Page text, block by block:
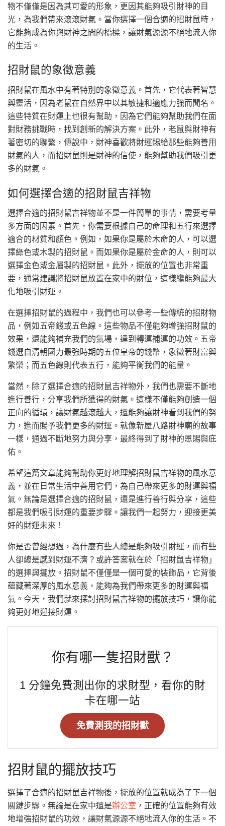
物不僅僅是因為其可愛的形象，更因其能夠吸引財神的目
光，為我們帶來滾滾財氣。當你選擇一個合適的招財鼠時，
它能夠成為你與財神之間的橋樑，讓財氣源源不絕地流入你
的生活。
招財鼠的象徵意義
招財鼠在風水中有著特別的象徵意義。首先，它代表著智慧
與靈活，因為老鼠在自然界中以其敏捷和適應力強而聞名。
這些特質在財運上也很有幫助，因為它們能夠幫助我們在面
對財務挑戰時，找到創新的解決方案。此外，老鼠與財神有
著密切的聯繫，傳說中，財神喜歡將財運賜給那些能夠善用
財氣的人，而招財鼠則是財神的信使，能夠幫助我們吸引更
多的財氣。
如何選擇合適的招財鼠吉祥物
選擇合適的招財鼠吉祥物並不是一件簡單的事情，需要考量
多方面的因素。首先，你需要根據自己的命理和五行來選擇
適合的材質和顏色。例如，如果你是屬於木命的人，可以選
擇綠色或木製的招財鼠。而如果你是屬於金命的人，則可以
選擇金色或金屬製的招財鼠。此外，擺放的位置也非常重
要，通常建議將招財鼠放置在家中的財位，這樣纔能夠最大
化地吸引財運。
在選擇招財鼠的過程中，我們也可以參考一些傳統的招財物
品，例如五帝錢或五色線。這些物品不僅能夠增強招財鼠的
效果，還能夠補充我們的氣場，達到轉運補運的功效。五帝
錢選自清朝國力最強時期的五位皇帝的錢幣，象徵著財富與
繁榮；而五色線則代表五行，能夠平衡我們的能量。
當然，除了選擇合適的招財鼠吉祥物外，我們也需要不斷地
進行善行，分享我們所獲得的財氣。這樣不僅能夠創造一個
正向的循環，讓財氣越滾越大，還能夠讓財神看到我們的努
力，進而賜予我們更多的財運。就像新屋八路財神廟的故事
一樣，通過不斷地努力與分享，最終得到了財神的恩賜與庇
佑。
希望這篇文章能夠幫助你更好地理解招財鼠吉祥物的風水意
義，並在日常生活中善用它們，為自己帶來更多的財運與福
氣。無論是選擇合適的招財鼠，還是進行善行與分享，這些
都是我們吸引財運的重要步驟。讓我們一起努力，迎接更美
好的財運未來！
你是否曾經想過，為什麼有些人總是能夠吸引財運，而有些
人卻總是感到財運不濟？或許答案就在於「招財鼠吉祥物」
的選擇與擺放。招財鼠不僅僅是一個可愛的裝飾品，它背後
蘊藏著深厚的風水意義，能夠為我們帶來更多的財運與福
氣。今天，我們就來探討招財鼠吉祥物的擺放技巧，讓你能
夠更好地迎接財運。
你有哪一隻招財獸？
1 分鐘免費測出你的求財型，看你的財
卡在哪一站
免費測我的招財獸
招財鼠的擺放技巧
選擇了合適的招財鼠吉祥物後，擺放的位置就成為了下一個
關鍵步驟。無論是在家中還是辦公室 ，正確的位置能夠有效
地增強招財鼠的功效，讓財氣源源不絕地流入你的生活。不